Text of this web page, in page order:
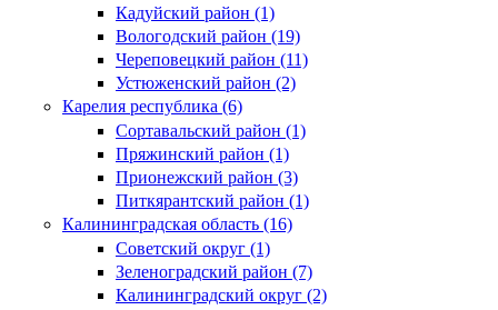
Кадуйский район (1)
Вологодский район (19)
Череповецкий район (11)
Устюженский район (2)
Карелия республика (6)
Сортавальский район (1)
Пряжинский район (1)
Прионежский район (3)
Питкярантский район (1)
Калининградская область (16)
Советский округ (1)
Зеленоградский район (7)
Калининградский округ (2)